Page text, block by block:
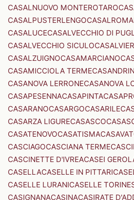
CASALNUOVO MONTEROTARO
CASALPUSTERLENGO
CASALUCECASALVECCHIO DI
CASALVECCHIO SICULO
CASALZUIGNOCASAMARCIANO
CASAMICCIOLA TERME
CASANOVA LERRONECASANOVA
CASAPESENNACASAPINTA
CASARANOCASARGOCASARILE
CASARZA LIGURECASASCO
CASATENOVOCASATISMA
CASCIAGOCASCIANA TERME
CASCINETTE D'IVREACASEI
CASELLACASELLE IN PITTARI
CASELLE LURANICASELLE
CASIGNANACASINACASIRATE